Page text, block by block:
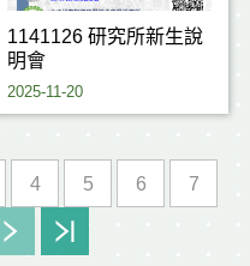
1141126 研究所新生說
明會
2025-11-20
4 5 6 7